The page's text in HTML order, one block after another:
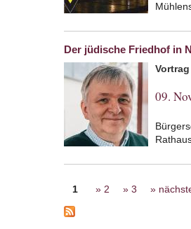
Der jüdische Friedhof in
09.
Seiten
1 2 3